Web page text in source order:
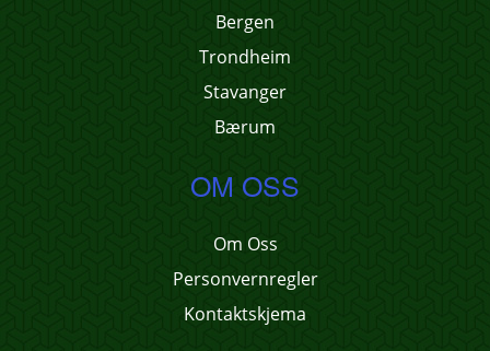
Bergen
Trondheim
Stavanger
Bærum
OM OSS
Om Oss
Personvernregler
Kontaktskjema